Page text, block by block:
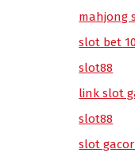
mahjong
slot bet
slot88
link slot
slot88
slot gacor